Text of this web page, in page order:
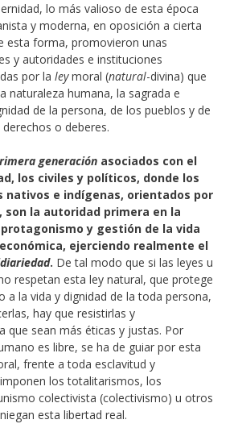
lo más valioso de esta época
y moderna, en oposición a cierta
esta forma, promovieron unas
y autoridades e instituciones
por la leymoral (natural-divina) que
naturaleza humana, la sagrada e
de la persona, de los pueblos y de
o deberes.
generación asociados con el
los civiles y políticos, donde los
nativos e indígenas, orientados por
son la autoridad primera en la
y gestión de la vida
ejerciendo realmente el
. De tal modo que si las leyes u
respetan esta ley natural, que protege
a la vida y dignidad de la toda persona,
hay que resistirlas y
que sean más éticas y justas. Por
es libre, se ha de guiar por esta
frente a toda esclavitud y
los totalitarismos, los
colectivista (colectivismo) u otros
esta libertad real.